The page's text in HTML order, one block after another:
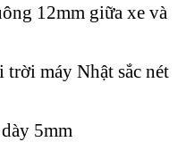
12mm giữa xe và
trời máy Nhật sắc nét
5mm